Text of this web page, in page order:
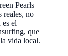
Pearls
reales, no
el
que
vida local.